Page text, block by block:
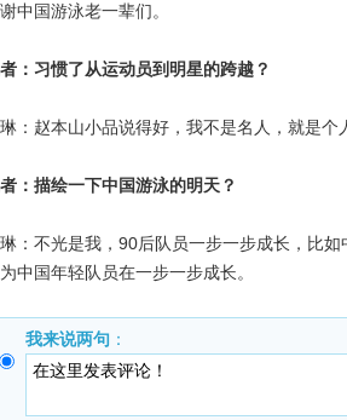
中国游泳老一辈们。
习惯了从运动员到明星的跨越？
赵本山小品说得好，我不是名人，就是个
描绘一下中国游泳的明天？
不光是我，90后队员一步一步成长，比如
中国年轻队员在一步一步成长。
我来说两句 ：